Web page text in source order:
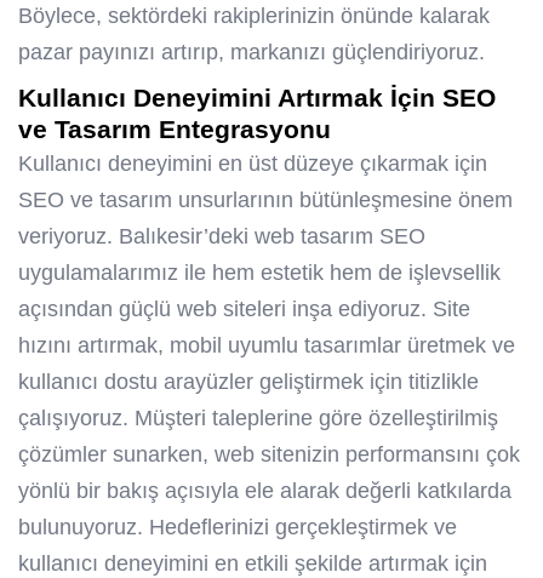
Böylece, sektördeki rakiplerinizin önünde kalarak
pazar payınızı artırıp, markanızı güçlendiriyoruz.
Kullanıcı Deneyimini Artırmak İçin SEO
ve Tasarım Entegrasyonu
Kullanıcı deneyimini en üst düzeye çıkarmak için
SEO ve tasarım unsurlarının bütünleşmesine önem
veriyoruz. Balıkesir’deki web tasarım SEO
uygulamalarımız ile hem estetik hem de işlevsellik
açısından güçlü web siteleri inşa ediyoruz. Site
hızını artırmak, mobil uyumlu tasarımlar üretmek ve
kullanıcı dostu arayüzler geliştirmek için titizlikle
çalışıyoruz. Müşteri taleplerine göre özelleştirilmiş
çözümler sunarken, web sitenizin performansını çok
yönlü bir bakış açısıyla ele alarak değerli katkılarda
bulunuyoruz. Hedeflerinizi gerçekleştirmek ve
kullanıcı deneyimini en etkili şekilde artırmak için